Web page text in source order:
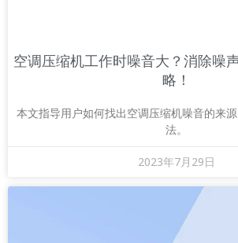
空调压缩机工作时噪音大？消除噪
略！
本文指导用户如何找出空调压缩机噪音的来
法。
2023年7月29日